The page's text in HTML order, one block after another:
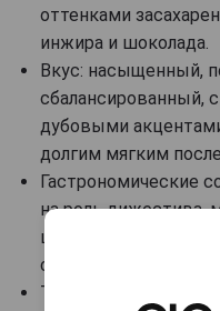
оттенками
инжира и шоколада.
Вкус: насыщенный,
сбалансированный,
дубовыми
долгим мягким
Гастрономические
на роль дижестива,
шоколадными
сигарой.
Температура